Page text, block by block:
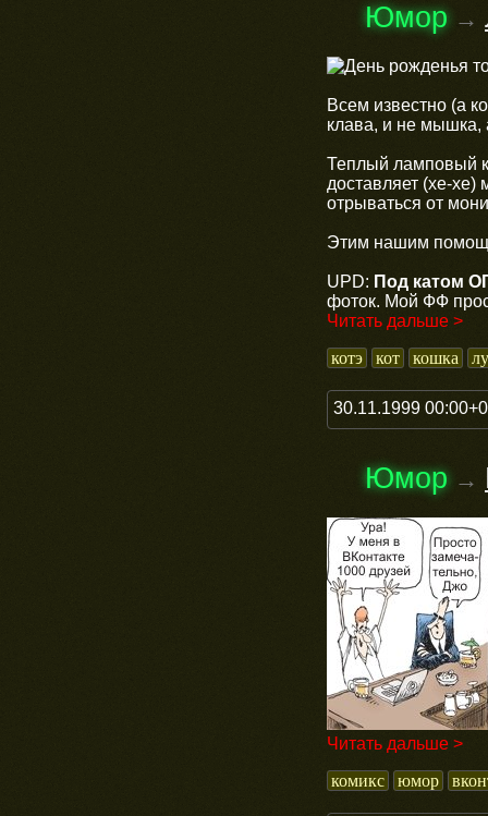
Юмор→
Всем известно (а
клава, и не мышка,
Теплый ламповый
доставляет (хе-хе)
отрываться от
Этим нашим
UPD: Под катом
фоток. Мой ФФ
Читать дальше >
котэ
кот кошка
30.11.1999
Юмор→
Читать дальше >
комикс
юмор